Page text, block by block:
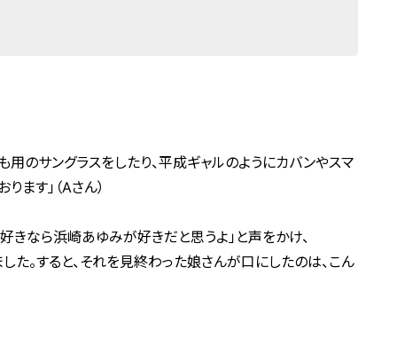
用のサングラスをしたり、平成ギャルのようにカバンやスマ
ます」（Aさん）
きなら浜崎あゆみが好きだと思うよ」と声をかけ、
た。すると、それを見終わった娘さんが口にしたのは、こん